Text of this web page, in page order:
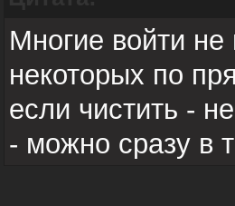
Многие войти
некоторых по
если чистить -
- можно сразу в